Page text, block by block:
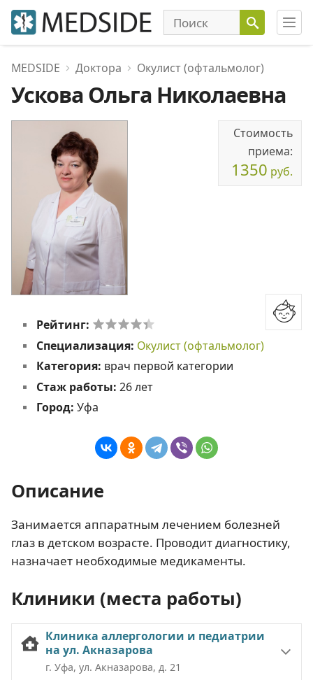
MEDSIDE Доктора Окулист (офтальмолог)
Ускова Ольга Николаевна
Стоимость
приема:
1350 руб.
Рейтинг:
Специализация: Окулист (офтальмолог)
Категория: врач первой категории
Стаж работы: 26 лет
Город: Уфа
Описание
Занимается аппаратным лечением болезней
глаз в детском возрасте. Проводит диагностику,
назначает необходимые медикаменты.
Клиники (места работы)
Клиника аллергологии и педиатрии
на ул. Акназарова
г. Уфа, ул. Акназарова, д. 21